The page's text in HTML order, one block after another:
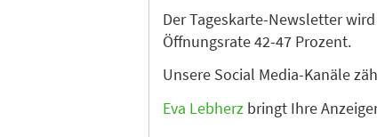
Der Tageskarte-Newsletter
Öffnungsrate 42-47 Prozent.
Unsere Social Media-Kanäle
Eva Lebherz bringt Ihre